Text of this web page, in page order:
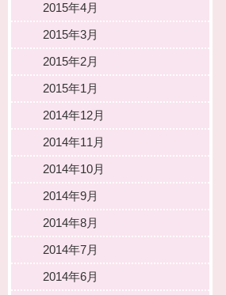
2015年4月
2015年3月
2015年2月
2015年1月
2014年12月
2014年11月
2014年10月
2014年9月
2014年8月
2014年7月
2014年6月